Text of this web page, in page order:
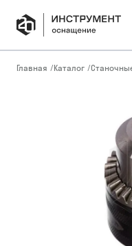
Главная /Каталог /